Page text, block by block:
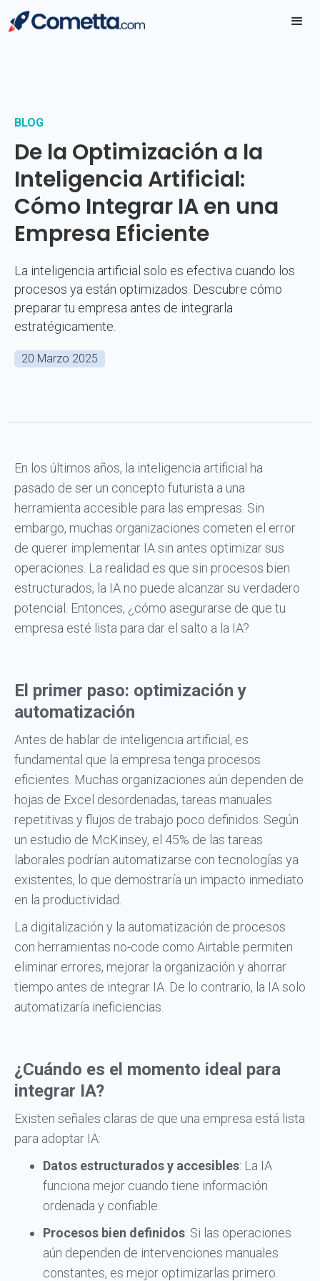
BLOG
De la Optimización a la
Inteligencia Artificial:
Cómo Integrar IA en una
Empresa Eficiente
La inteligencia artificial solo es efectiva cuando los
procesos ya están optimizados. Descubre cómo
preparar tu empresa antes de integrarla
estratégicamente.
20 Marzo 2025
En los últimos años, la inteligencia artificial ha
pasado de ser un concepto futurista a una
herramienta accesible para las empresas. Sin
embargo, muchas organizaciones cometen el error
de querer implementar IA sin antes optimizar sus
operaciones. La realidad es que sin procesos bien
estructurados, la IA no puede alcanzar su verdadero
potencial. Entonces, ¿cómo asegurarse de que tu
empresa esté lista para dar el salto a la IA?
El primer paso: optimización y
automatización
Antes de hablar de inteligencia artificial, es
fundamental que la empresa tenga procesos
eficientes. Muchas organizaciones aún dependen de
hojas de Excel desordenadas, tareas manuales
repetitivas y flujos de trabajo poco definidos. Según
un estudio de McKinsey, el 45% de las tareas
laborales podrían automatizarse con tecnologías ya
existentes, lo que demostraría un impacto inmediato
en la productividad.
La digitalización y la automatización de procesos
con herramientas no-code como Airtable permiten
eliminar errores, mejorar la organización y ahorrar
tiempo antes de integrar IA. De lo contrario, la IA solo
automatizaría ineficiencias.
¿Cuándo es el momento ideal para
integrar IA?
Existen señales claras de que una empresa está lista
para adoptar IA:
Datos estructurados y accesibles: La IA
funciona mejor cuando tiene información
ordenada y confiable.
Procesos bien definidos: Si las operaciones
aún dependen de intervenciones manuales
constantes, es mejor optimizarlas primero.